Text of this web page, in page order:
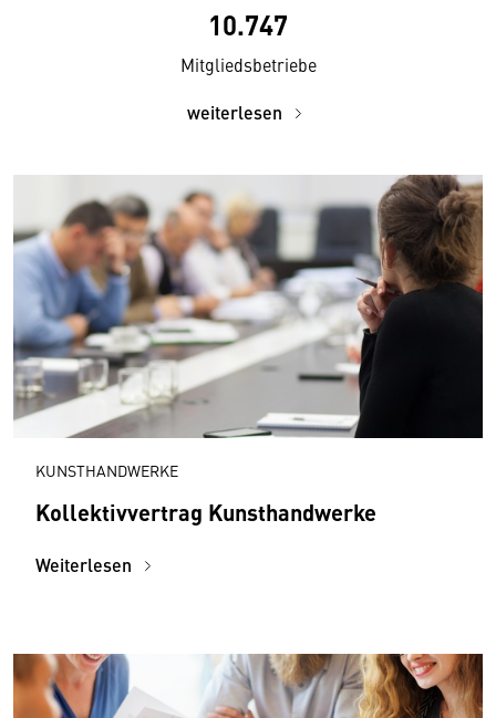
10.747
Mitgliedsbetriebe
weiterlesen
KUNSTHANDWERKE
Kollektivvertrag Kunsthandwerke
Weiterlesen